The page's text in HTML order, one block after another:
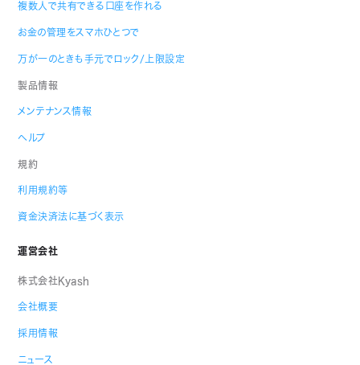
複数人で共有できる口座を作れる
お金の管理をスマホひとつで
万が一のときも手元でロック/上限設定
製品情報
メンテナンス情報
ヘルプ
規約
利用規約等
資金決済法に基づく表示
運営会社
株式会社Kyash
会社概要
採用情報
ニュース